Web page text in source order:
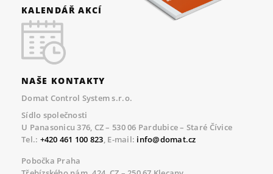
KALENDÁŘ AKCÍ
NAŠE KONTAKTY
Domat Control System s.r.o.
Sídlo společnosti
U Panasonicu 376, CZ – 530 06 Pardubice – Staré Čívice
Tel.: +420 461 100 823, E-mail: info@domat.cz
Pobočka Praha